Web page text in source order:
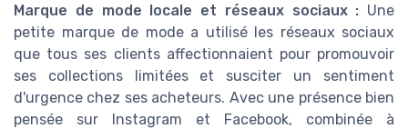
Marque de mode locale et réseaux sociaux : Une
petite marque de mode a utilisé les réseaux sociaux
que tous ses clients affectionnaient pour promouvoir
ses collections limitées et susciter un sentiment
d'urgence chez ses acheteurs. Avec une présence bien
pensée sur Instagram et Facebook, combinée à